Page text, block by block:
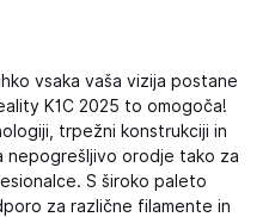
vsaka vaša vizija postane
K1C 2025 to omogoča!
trpežni konstrukciji in
nepogrešljivo orodje tako za
S široko paleto
za različne filamente in